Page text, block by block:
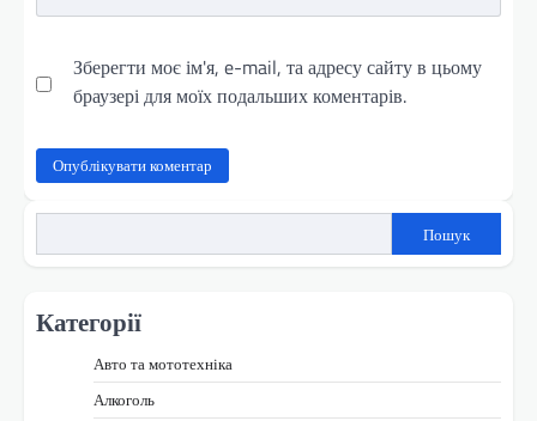
Зберегти моє ім'я, e-mail, та адресу сайту в цьому
браузері для моїх подальших коментарів.
Пошук
Категорії
Авто та мототехніка
Алкоголь